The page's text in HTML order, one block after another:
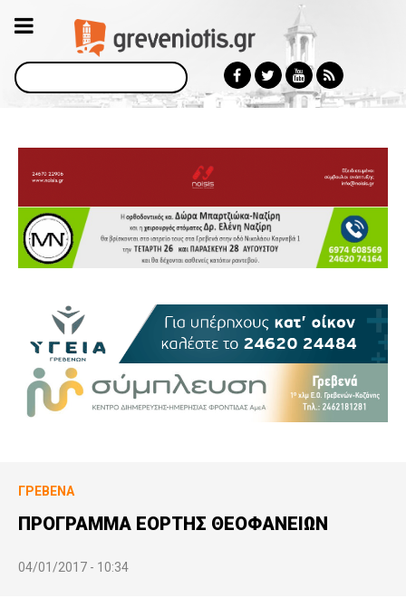
Αναζήτηση
ΓΡΕΒΕΝΆ
ΠΡΟΓΡΑΜΜΑ ΕΟΡΤΗΣ ΘΕΟΦΑΝΕΙΩΝ
04/01/2017 - 10:34